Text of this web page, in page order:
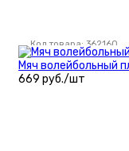
Код товара: 362160
Мяч волейбольный
669 руб./шт